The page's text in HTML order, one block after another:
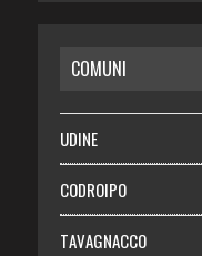
RISPARMIO
SALUTE
Necrologie
Chi siamo
COMUNI
UDINE
CODROIPO
TAVAGNACCO